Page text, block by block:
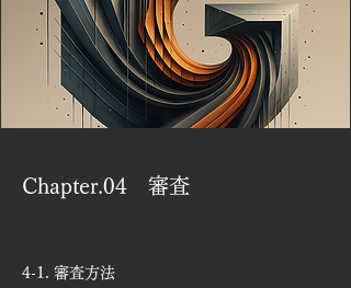
Chapter.04 審査
4-1. 審査方法